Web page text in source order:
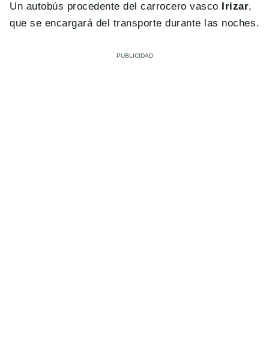
Un autobús procedente del carrocero vasco
Irizar,
que se encargará del transporte durante las noches.